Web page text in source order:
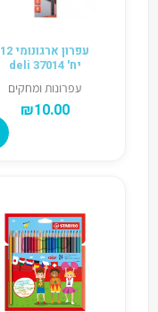
עפרון ארגונומי 12
יח' deli 37014
עפרונות ומחקים
₪10.00